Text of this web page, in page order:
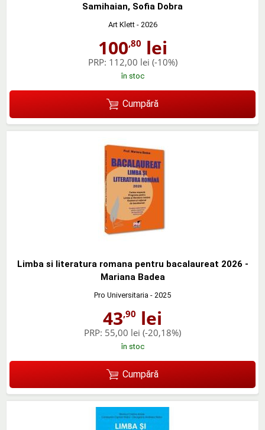
Samihaian, Sofia Dobra
Art Klett- 2026
100,80 lei
PRP: 112,00 lei (-10%)
în stoc
Cumpără
Limba si literatura romana pentru bacalaureat 2026 -
Mariana Badea
Pro Universitaria - 2025
43,90 lei
PRP: 55,00 lei (-20,18%)
în stoc
Cumpără